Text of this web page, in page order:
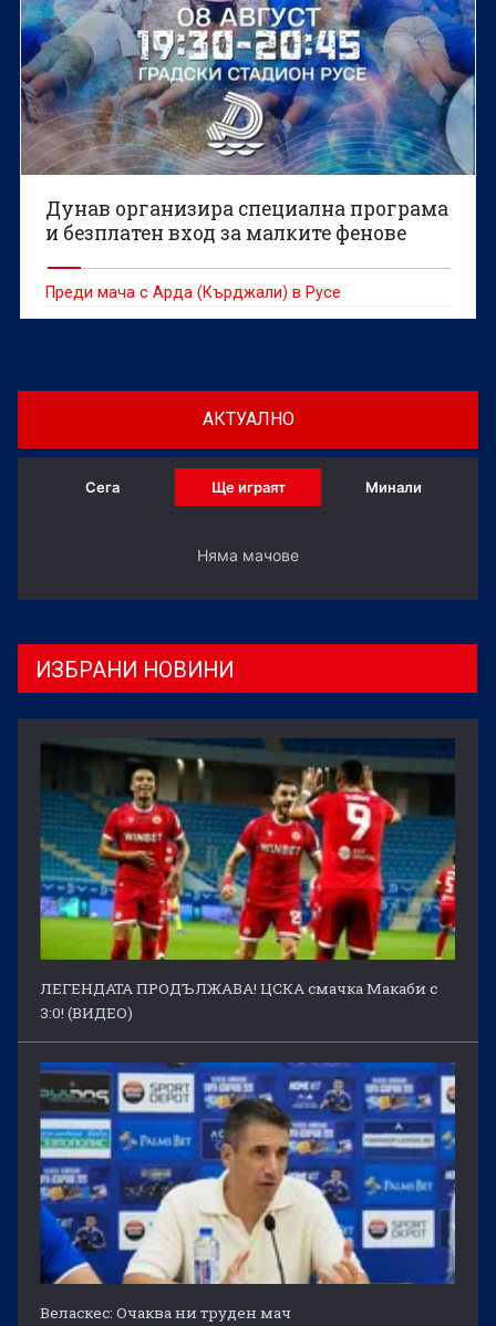
Дунав организира специална програма
и безплатен вход за малките фенове
Преди мача с Арда (Кърджали) в Русе
АКТУАЛНО
Сега Ще играят Минали
Няма мачове
ИЗБРАНИ НОВИНИ
ЛЕГЕНДАТА ПРОДЪЛЖАВА! ЦСКА смачка Макаби с
3:0! (ВИДЕО)
Веласкес: Очаква ни труден мач